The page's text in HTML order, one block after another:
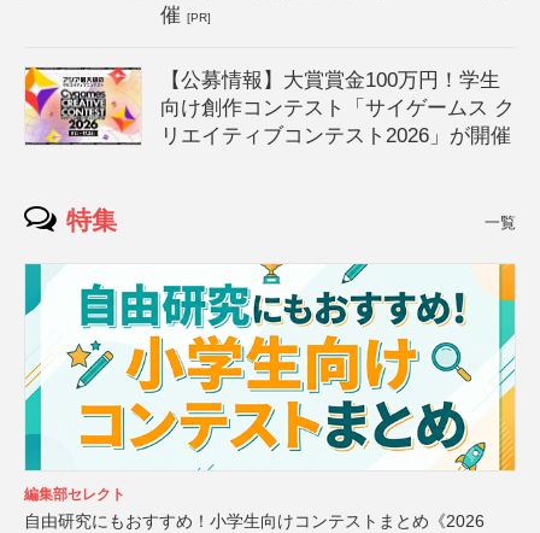
催[PR]
【公募情報】大賞賞金100万円！学生
向け創作コンテスト「サイゲームス ク
リエイティブコンテスト2026」が開催
特集 一覧
編集部セレクト
自由研究にもおすすめ！小学生向けコンテストまとめ《2026